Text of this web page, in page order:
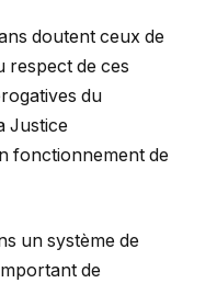
doutent ceux de
respect de ces
du
Justice
fonctionnement de
un système de
de